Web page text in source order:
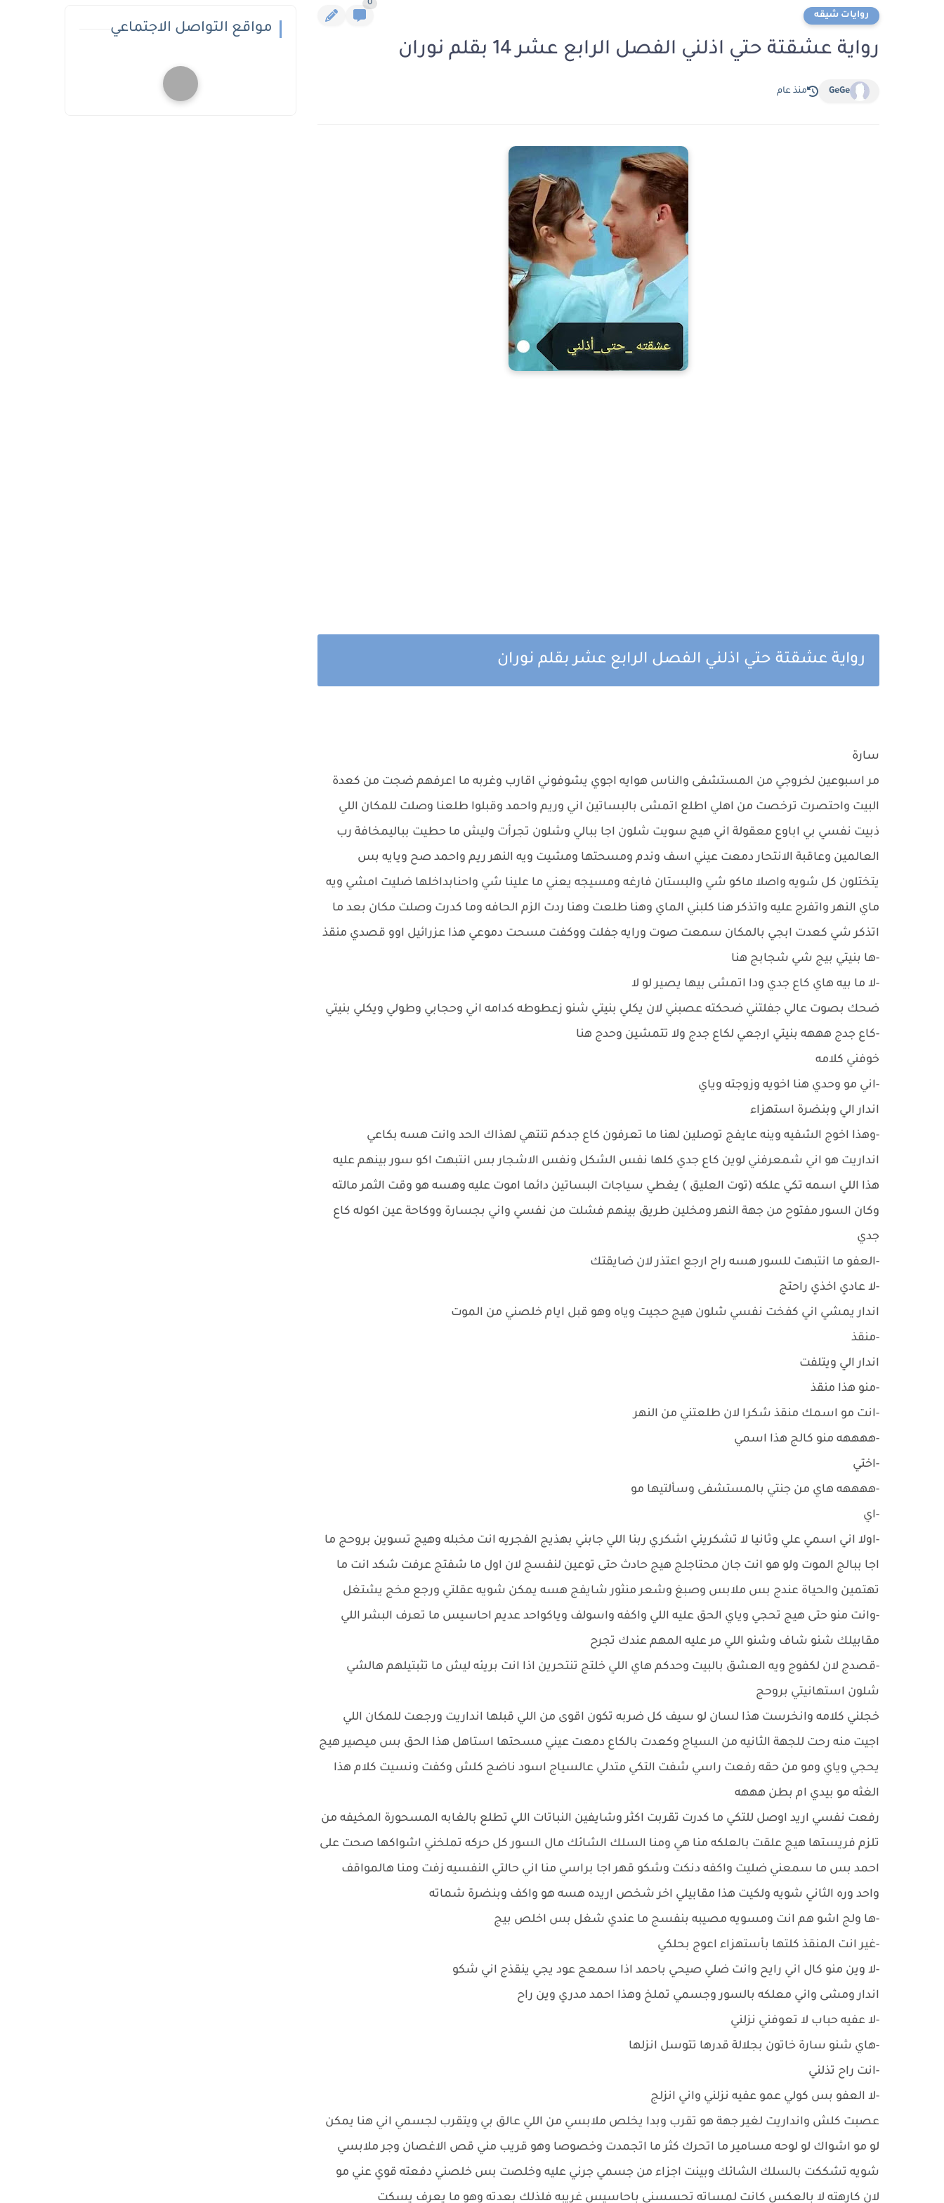
روايات شيقه
0
رواية عشقتة حتي اذلني الفصل الرابع عشر 14 بقلم نوران
GeGe منذ عام
رواية عشقتة حتي اذلني الفصل الرابع عشر بقلم نوران
سارة
مر اسبوعين لخروجي من المستشفى والناس هوايه اجوي يشوفوني اقارب وغربه ما اعرفهم ضجت من كعدة
البيت واحتصرت ترخصت من اهلي اطلع اتمشى بالبساتين اني وريم واحمد وقبلوا طلعنا وصلت للمكان اللي
ذبيت نفسي بي اباوع معقولة اني هيج سويت شلون اجا ببالي وشلون تجرأت وليش ما حطيت بباليمخافة رب
العالمين وعاقبة الانتحار دمعت عيني اسف وندم ومسحتها ومشيت ويه النهر ريم واحمد صح ويايه بس
يتختلون كل شويه واصلا ماكو شي والبستان فارغه ومسيجه يعني ما علينا شي واحنابداخلها ضليت امشي ويه
ماي النهر واتفرج عليه واتذكر هنا كلبني الماي وهنا طلعت وهنا ردت الزم الحافه وما كدرت وصلت مكان بعد ما
اتذكر شي كعدت ابجي بالمكان سمعت صوت ورايه جفلت ووكفت مسحت دموعي هذا عزرائيل اوو قصدي منقذ
-ها بنيتي بيج شي شجابج هنا
-لا ما بيه هاي كاع جدي ودا اتمشى بيها يصير لو لا
ضحك بصوت عالي جفلتني ضحكته عصبني لان يكلي بنيتي شنو زعطوطه كدامه اني وحجابي وطولي ويكلي بنيتي
-كاع جدج هههه بنيتي ارجعي لكاع جدج ولا تتمشين وحدج هنا
خوفني كلامه
-اني مو وحدي هنا اخويه وزوجته وياي
اندار الي وبنضرة استهزاء
-وهذا اخوج الشفيه وينه عايفج توصلين لهنا ما تعرفون كاع جدكم تنتهي لهذاك الحد وانت هسه بكاعي
انداريت هو اني شمعرفني لوين كاع جدي كلها نفس الشكل ونفس الاشجار بس انتبهت اكو سور بينهم عليه
هذا اللي اسمه تكي علكه (توت العليق ) يغطي سياجات البساتين دائما اموت عليه وهسه هو وقت الثمر مالته
وكان السور مفتوح من جهة النهر ومخلين طريق بينهم فشلت من نفسي واني بجسارة ووكاحة عين اكوله كاع
جدي
-العفو ما انتبهت للسور هسه راح ارجع اعتذر لان ضايقتك
-لا عادي اخذي راحتج
اندار يمشي اني كفخت نفسي شلون هيج حجيت وياه وهو قبل ايام خلصني من الموت
-منقذ
اندار الي ويتلفت
-منو هذا منقذ
-انت مو اسمك منقذ شكرا لان طلعتني من النهر
-ههههه منو كالج هذا اسمي
-اختي
-ههههه هاي من جنتي بالمستشفى وسألتيها مو
-اي
-اولا اني اسمي علي وثانيا لا تشكريني اشكري ربنا اللي جابني بهذيج الفجريه انت مخبله وهيج تسوين بروحج ما
اجا ببالج الموت ولو هو انت جان محتاجلج هيج حادث حتى توعين لنفسج لان اول ما شفتج عرفت شكد انت ما
تهتمين والحياة عندج بس ملابس وصبغ وشعر منثور شايفج هسه يمكن شويه عقلتي ورجع مخج يشتغل
-وانت منو حتى هيج تحجي وياي الحق عليه اللي واكفه واسولف وياكواحد عديم احاسيس ما تعرف البشر اللي
مقابيلك شنو شاف وشنو اللي مر عليه المهم عندك تجرح
-قصدج لان لكفوج ويه العشق بالبيت وحدكم هاي اللي خلتج تنتحرين اذا انت بريئه ليش ما تثبتيلهم هالشي
شلون استهانيتي بروحج
خجلني كلامه وانخرست هذا لسان لو سيف كل ضربه تكون اقوى من اللي قبلها انداريت ورجعت للمكان اللي
اجيت منه رحت للجهة الثانيه من السياج وكعدت بالكاع دمعت عيني مسحتها استاهل هذا الحق بس ميصير هيج
يحجي وياي ومو من حقه رفعت راسي شفت التكي متدلي عالسياج اسود ناضج كلش وكفت ونسيت كلام هذا
الغثه مو بيدي ام بطن هههه
رفعت نفسي اريد اوصل للتكي ما كدرت تقربت اكثر وشايفين النباتات اللي تطلع بالغابه المسحورة المخيفه من
تلزم فريستها هيج علقت بالعلكه منا هي ومنا السلك الشائك مال السور كل حركه تملخني اشواكها صحت على
احمد بس ما سمعني ضليت واكفه دنكت وشكو قهر اجا براسي منا اني حالتي النفسيه زفت ومنا هالمواقف
واحد وره الثاني شويه ولكيت هذا مقابيلي اخر شخص اريده هسه هو واكف وبنضرة شماته
-ها ولج اشو هم انت ومسويه مصيبه بنفسج ما عندي شغل بس اخلص بيج
-غير انت المنقذ كلتها بأستهزاء اعوج بحلكي
-لا وين منو كال اني رايح وانت ضلي صيحي باحمد اذا سمعج عود يجي ينقذج اني شكو
اندار ومشى واني معلكه بالسور وجسمي تملخ وهذا احمد مدري وين راح
-لا عفيه حباب لا تعوفني نزلني
-هاي شنو سارة خاتون بجلالة قدرها تتوسل انزلها
-انت راح تذلني
-لا العفو بس كولي عمو عفيه نزلني واني انزلج
عصبت كلش وانداريت لغير جهة هو تقرب وبدا يخلص ملابسي من اللي عالق بي ويتقرب لجسمي اني هنا يمكن
لو مو اشواك لو لوحه مسامير ما اتحرك كثر ما اتجمدت وخصوصا وهو قريب مني قص الاغصان وجر ملابسي
شويه تشككت بالسلك الشائك وبينت اجزاء من جسمي جرني عليه وخلصت بس خلصني دفعته قوي عني مو
لان كارهته لا بالعكس كانت لمساته تحسسني باحاسيس غريبه فلذلك بعدته وهو ما يعرف يسكت
مواقع التواصل الاجتماعي